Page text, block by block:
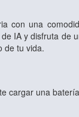
con una
IA y disfruta
de tu vida.
cargar una